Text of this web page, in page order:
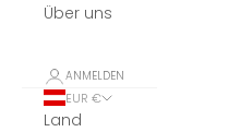
Über uns
ANMELDEN
EUR €
Land